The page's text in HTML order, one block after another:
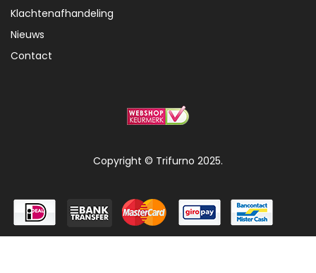
Klachtenafhandeling
Nieuws
Contact
Copyright © Trifurno 2025.